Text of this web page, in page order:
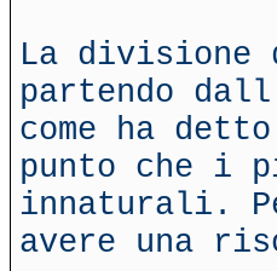
La
partendo
come ha
punto che i
innaturali.
avere una